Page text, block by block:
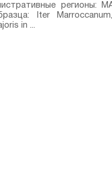
регионы:
Iter
in ...